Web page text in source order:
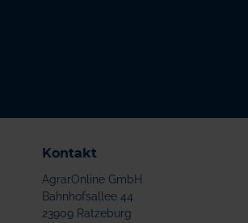
Kontakt
AgrarOnline GmbH
Bahnhofsallee 44
23909 Ratzeburg